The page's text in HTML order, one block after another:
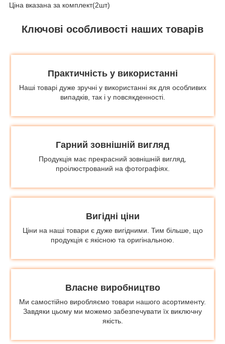
Ціна вказана за комплект(2шт)
Ключові особливості наших товарів
Практичність у використанні
Наші товарі дуже зручні у використанні як для особливих
випадків, так і у повсякденності.
Гарний зовнішній вигляд
Продукція має прекрасний зовнішній вигляд,
проілюстрований на фотографіях.
Вигідні ціни
Ціни на наші товари є дуже вигідними. Тим більше, що
продукція є якісною та оригінальною.
Власне виробництво
Ми самостійно виробляємо товари нашого асортименту.
Завдяки цьому ми можемо забезпечувати їх виключну
якість.